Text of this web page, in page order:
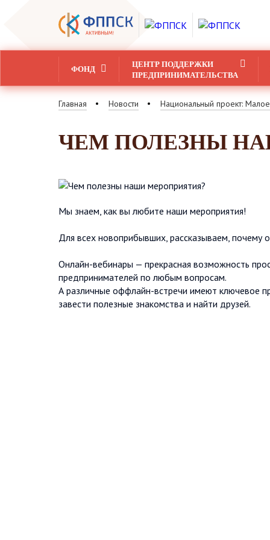
ФОНД
ЦЕНТР ПОДДЕРЖКИ
ПРЕДПРИНИМАТЕЛЬСТВА
Главная Новости Национальный проект:
ЧЕМ ПОЛЕЗНЫ
Мы знаем, как вы любите наши мероприятия!
Для всех новоприбывших, рассказываем, почему
Онлайн-вебинары — прекрасная возможность
предпринимателей по любым вопросам.
А различные оффлайн-встречи имеют ключевое
завести полезные знакомства и найти друзей.